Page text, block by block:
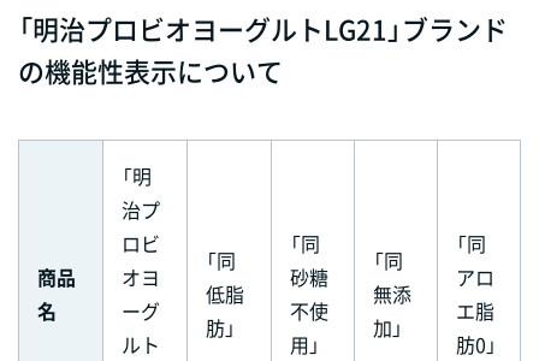
「明治プロビオヨーグルトLG21」ブランド
の機能性表示について
商品
名
「明
治プ
ロビ
オヨ
ーグ
ルト
「同
低脂
肪」
「同
砂糖
不使
用」
「同
無添
加」
「同
アロ
エ脂
肪0」